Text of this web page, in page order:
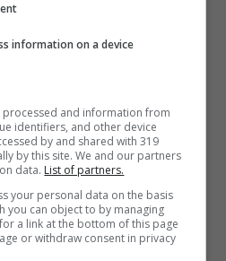
e venendo applicato
information on a device
and information from
identifiers, and other device
by and shared with 319
by this site. We and our partners
data. List of partners.
your personal data on the basis
you can object to by managing
a link at the bottom of this page
or withdraw consent in privacy